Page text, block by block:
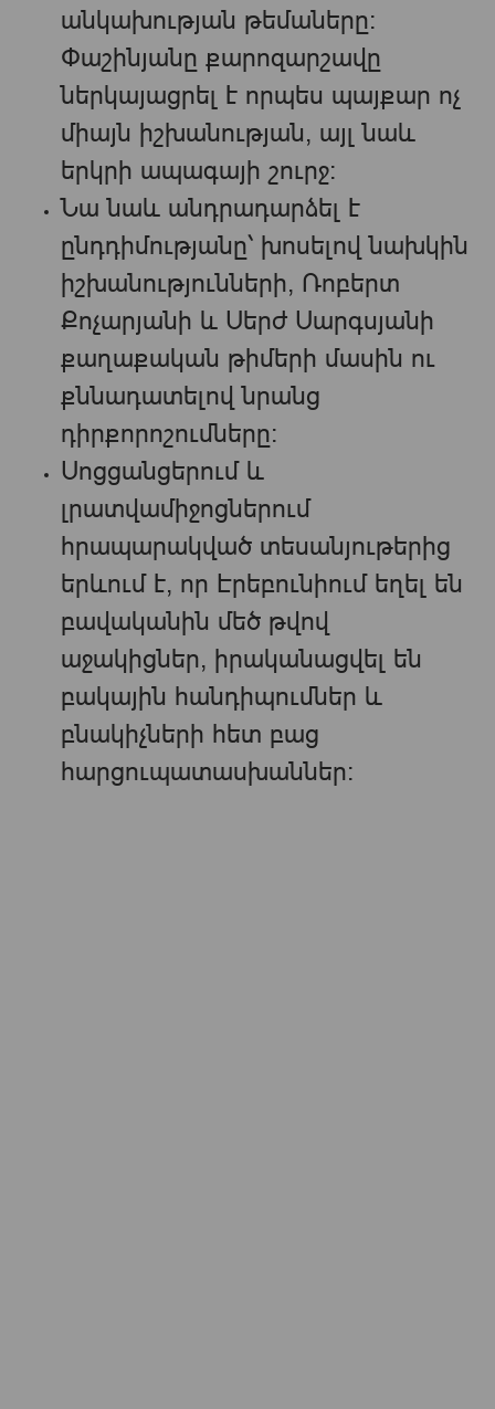
անկախության թեմաները։
Փաշինյանը քարոզարշավը
ներկայացրել է որպես պայքար ոչ
միայն իշխանության, այլ նաև
երկրի ապագայի շուրջ։
Նա նաև անդրադարձել է
ընդդիմությանը՝ խոսելով նախկին
իշխանությունների, Ռոբերտ
Քոչարյանի և Սերժ Սարգսյանի
քաղաքական թիմերի մասին ու
քննադատելով նրանց
դիրքորոշումները։
Սոցցանցերում և
լրատվամիջոցներում
հրապարակված տեսանյութերից
երևում է, որ Էրեբունիում եղել են
բավականին մեծ թվով
աջակիցներ, իրականացվել են
բակային հանդիպումներ և
բնակիչների հետ բաց
հարցուպատասխաններ։